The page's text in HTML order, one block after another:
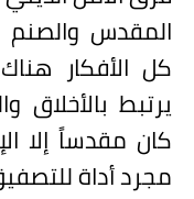
المقدس
كل الأفكار
يرتبط بالأخلاق
كان مقدساً إلا
مجرد أداة